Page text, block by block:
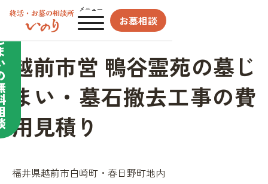
メニュー
お墓相談
越前市営 鴨谷霊苑の墓じ
まい・墓石撤去工事の費
用見積り
福井県越前市白崎町・春日野町地内